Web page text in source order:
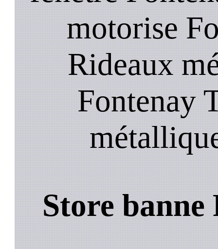
motorise
Rideaux
Fontenay
Store banne